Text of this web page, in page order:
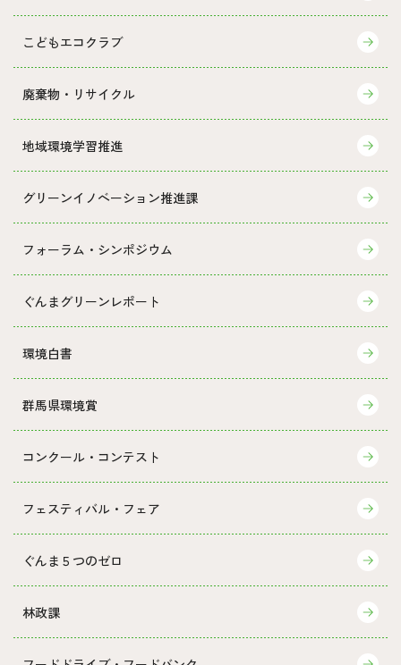
こどもエコクラブ
廃棄物・リサイクル
地域環境学習推進
グリーンイノベーション推進課
フォーラム・シンポジウム
ぐんまグリーンレポート
環境白書
群馬県環境賞
コンクール・コンテスト
フェスティバル・フェア
ぐんま５つのゼロ
林政課